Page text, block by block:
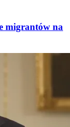
migrantów na